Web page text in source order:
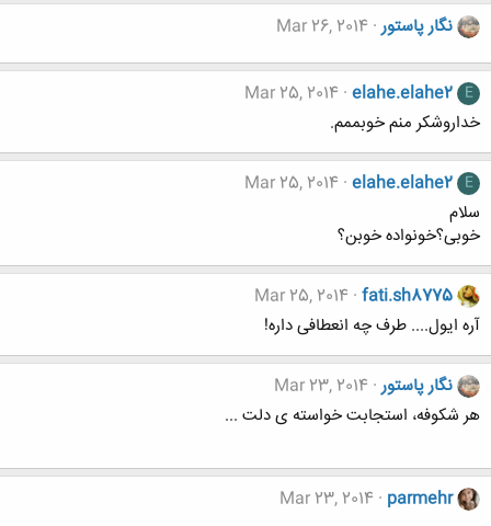
نگار پاستور Mar 26, 2014
E
elahe.elahe2
Mar 25, 2014
خداروشکر منم خوبممم.
E
elahe.elahe2
Mar 25, 2014
سلام
خوبی؟خونواده خوبن؟
fati.sh8775
Mar 25, 2014
آره ایول.... طرف چه انعطافی داره!
نگار پاستور Mar 23, 2014
هر شکوفه، استجابت خواسته ی دلت ...
parmehr
Mar 23, 2014